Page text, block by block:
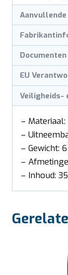
Documenten
EU
Veiligheids-
–
–
– Gewicht:
–
– Inhoud: